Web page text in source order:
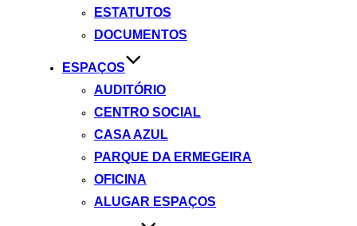
ESTATUTOS
DOCUMENTOS
ESPAÇOS
AUDITÓRIO
CENTRO SOCIAL
CASA AZUL
PARQUE DA ERMEGEIRA
OFICINA
ALUGAR ESPAÇOS